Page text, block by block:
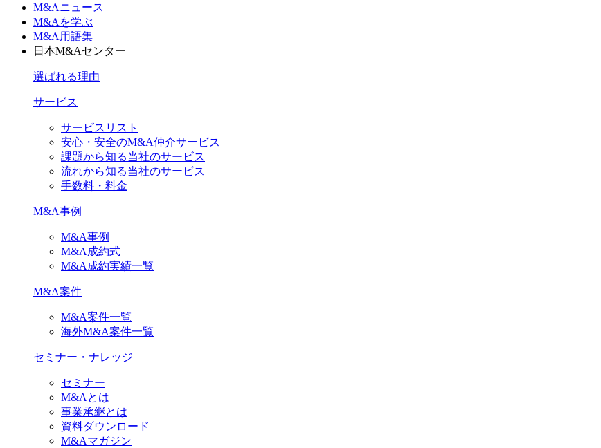
M&Aニュース
M&Aを学ぶ
M&A用語集
日本M&Aセンター
選ばれる理由
サービス
サービスリスト
安心・安全のM&A仲介サービス
課題から知る当社のサービス
流れから知る当社のサービス
手数料・料金
M&A事例
M&A事例
M&A成約式
M&A成約実績一覧
M&A案件
M&A案件一覧
海外M&A案件一覧
セミナー・ナレッジ
セミナー
M&Aとは
事業承継とは
資料ダウンロード
M&Aマガジン